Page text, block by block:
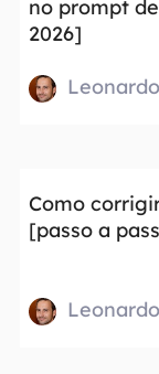
no prompt
2026]
Como
[passo a